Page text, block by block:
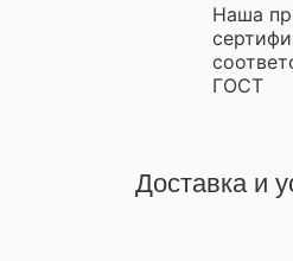
Наша
ГОСТ
Доставка и